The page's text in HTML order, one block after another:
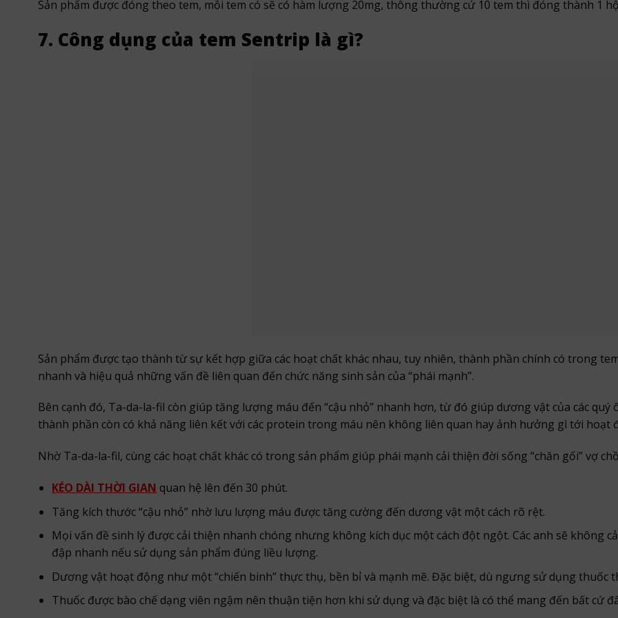
Sản phẩm được đóng theo tem, mỗi tem có sẽ có hàm lượng 20mg, thông thường cứ 10 tem thì đóng thành 1
7. Công dụng của tem Sentrip là gì?
Sản phẩm được tạo thành từ sự kết hợp giữa các hoạt chất khác nhau, tuy nhiên, thành phần chính có trong
nhanh và hiệu quả những vấn đề liên quan đến chức năng sinh sản của “phái mạnh”.
Bên cạnh đó, Ta-da-la-fil còn giúp tăng lượng máu đến “cậu nhỏ” nhanh hơn, từ đó giúp dương vật của các
thành phần còn có khả năng liên kết với các protein trong máu nên không liên quan hay ảnh hưởng gì tới hoạt
Nhờ Ta-da-la-fil, cùng các hoạt chất khác có trong sản phẩm giúp phái mạnh cải thiện đời sống “chăn gối” vợ
KÉO DÀI THỜI GIAN quan hệ lên đến 30 phút.
Tăng kích thước “cậu nhỏ” nhờ lưu lượng máu được tăng cường đến dương vật một cách rõ rệt.
Mọi vấn đề sinh lý được cải thiện nhanh chóng nhưng không kích dục một cách đột ngột. Các anh sẽ không
đập nhanh nếu sử dụng sản phẩm đúng liều lượng.
Dương vật hoạt động như một “chiến binh” thực thụ, bền bỉ và mạnh mẽ. Đặc biệt, dù ngưng sử dụng
Thuốc được bào chế dạng viên ngậm nên thuận tiện hơn khi sử dụng và đặc biệt là có thể mang đến bất cứ